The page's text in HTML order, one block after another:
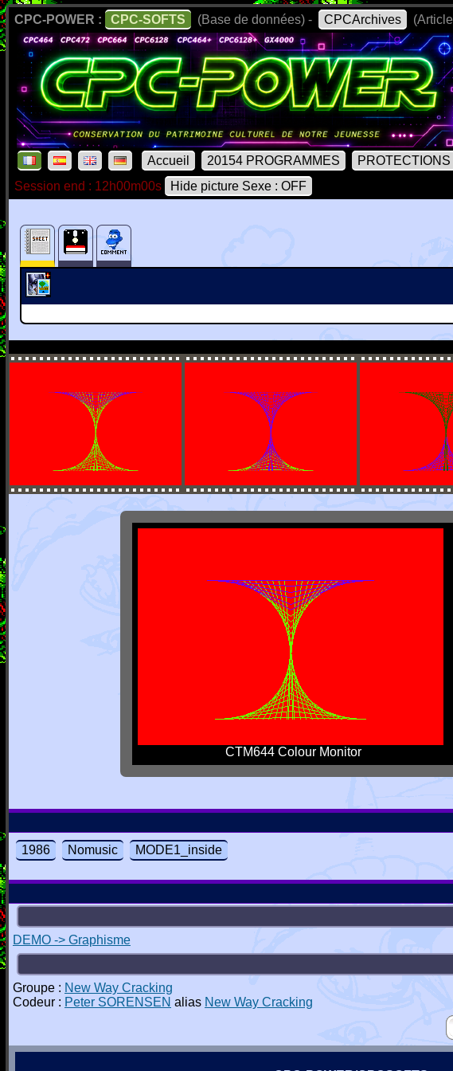
CPC-POWER : CPC-SOFTS (Base de données) - CPCArchives
Accueil 20154 PROGRAMMES PROTECTIONS
Session end : 12h00m00s
Hide picture Sexe : OFF
CTM644 Colour Monitor
1986 Nomusic MODE1_inside
DEMO -> Graphisme
Groupe : New Way Cracking
Codeur : Peter SORENSEN alias New Way Cracking